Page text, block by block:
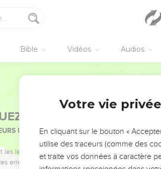
Bible Vidéos Audios
PAS L’ÉVÉNEMENT DE
POUVAIENT VOUS ÉVITER LES VOTRES ?
les leaders pour leurs réussites, leur impact, leur
erreurs et les saisons difficiles qu'ils ont
Votre vie
En cliquant sur le bouton «
utilise des traceurs (comme des
et traite vos données à caractère